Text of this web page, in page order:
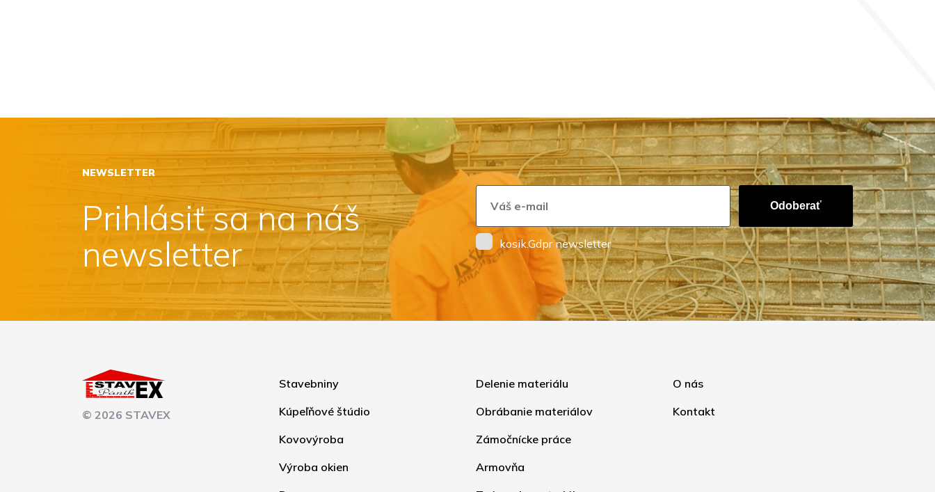
NEWSLETTER
Prihlásiť sa na náš
newsletter
Odoberať
kosik.Gdpr newsletter
© 2026 STAVEX
Stavebniny
Kúpeľňové štúdio
Kovovýroba
Výroba okien
Delenie materiálu
Obrábanie materiálov
Zámočnícke práce
Armovňa
O nás
Kontakt